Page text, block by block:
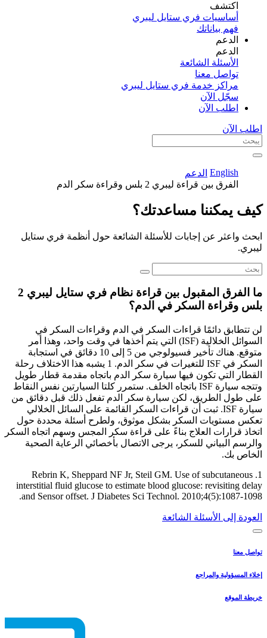
اكتشف​
أساسيات فري ستايل ليبري
فهم بياناتك
الدعم
الدعم
الأسئلة الشائعة
تواصل معنا
مراكز خدمة فري ستايل ليبري
سجّل الآن​
اطلب الآن
اطلب الآن
English الدعم
الفرق بين قراءة ليبري 2 بلس وقراءة سكر الدم
كيف يمكننا مساعدتك؟
ابحث واعثر عن إجابات للأسئلة الشائعة حول أنظمة فري ستايل
ليبري.
ما الفرق المقبول بين قراءة نظام فري ستايل ليبري 2
بلس وقراءة السكر في الدم؟
لن تتطابق دائمًا قراءات السكر في الدم وقراءات السكر في
السوائل الخلالية (ISF) التي يتم أخذها في وقت واحد، وهذا أمر
متوقع. هناك تأخير فسيولوجي من 5 إلى 10 دقائق في استجابة
السكر في ISF للتغيرات في سكر الدم. 1 يشبه هذا الاختلاف رحلة
القطار التي تكون فيها سيارة سكر الدم باتجاه مقدمة قطار طويل
وتتجه سيارة ISF باتجاه الخلف. ستمرر كلتا السيارتين نفس النقاط
على طول الطريق، لكن سيارة سكر الدم تفعل ذلك قبل دقائق من
سيارة ISF. ثبت أن قراءات السكر القائمة على السائل الخلالي
تعكس مستويات السكر بشكل موثوق، ولطرح أسئلة محددة حول
اتخاذ قرارات العلاج بناءً على قراءة سكر المجس وسهم اتجاه السكر
والرسم البياني للسكر، يرجى الاتصال بأخصائي الرعاية الصحية
الخاص بك.
1. Rebrin K, Sheppard NF Jr, Steil GM. Use of subcutaneous
interstitial fluid glucose to estimate blood glucose: revisiting delay
and Sensor offset. J Diabetes Sci Technol. 2010;4(5):1087-1098.
العودة إلى الأسئلة الشائعة
تواصل معنا
إخلاء المسؤولية والمراجع
خريطة الموقع